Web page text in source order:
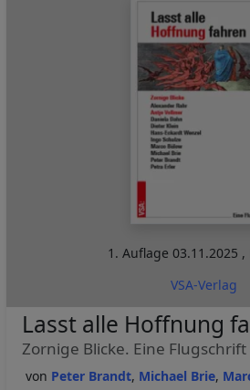
1. Auflage03.11.2025 ,
VSA-Verlag
Peter Brandt Michael Brie
Lasst alle Hoffnung
Zornige Blicke. Eine Flugschrift